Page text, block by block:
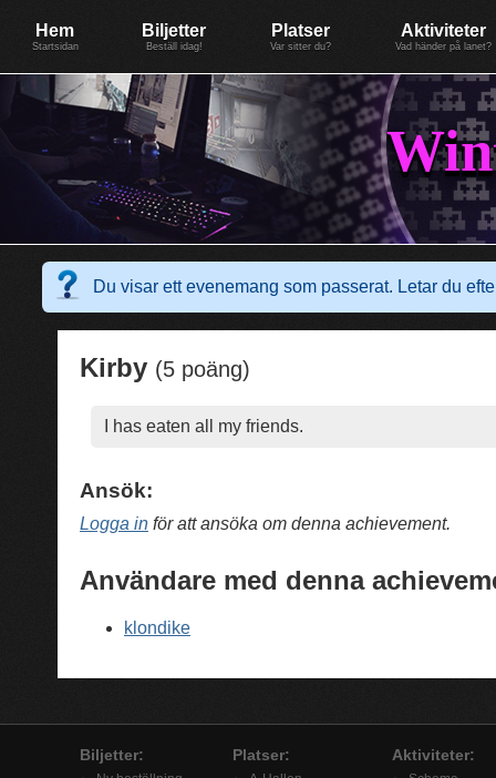
Hem
Startsidan
Biljetter
Beställ idag!
Platser
Var sitter du?
Aktiviteter
Vad händer på lanet?
Du visar ett evenemang som passerat. Letar du
Kirby (5 poäng)
I has eaten all my friends.
Ansök:
Logga in för att ansöka om denna achievement.
Användare med denna
klondike
Biljetter: Platser: Aktiviteter: